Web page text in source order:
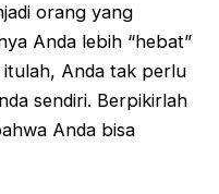
orang yang
Anda lebih “hebat”
itulah, Anda tak perlu
sendiri. Berpikirlah
Anda bisa